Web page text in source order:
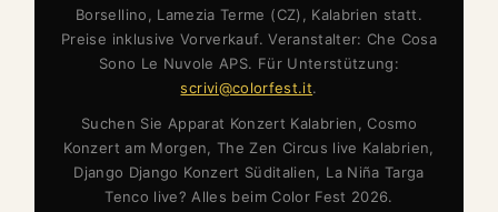
Borsellino, Lamezia Terme (CZ), Kalabrien statt.
Preise inklusive Vorverkauf. Veranstalter: Che Cosa
Sono Le Nuvole APS. Für Unterstützung:
scrivi@colorfest.it.
Suchen Sie Apparat Konzert Kalabrien, Cosmo
Konzert am Morgen, The Zen Circus live Kalabrien,
Django Django Konzert Süditalien, La Niña Targa
Tenco live? Alles beim Color Fest 2026.